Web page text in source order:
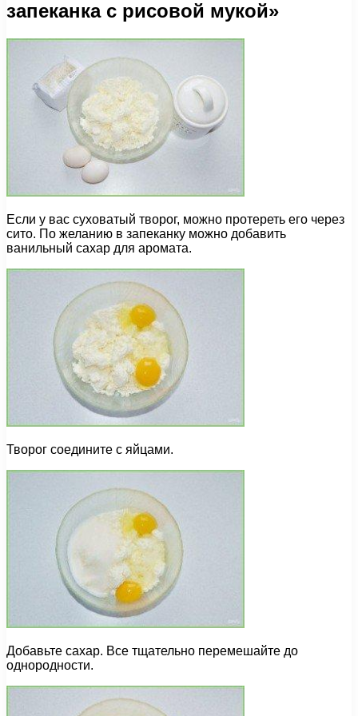
запеканка с рисовой мукой»
Если у вас суховатый творог, можно протереть его через
сито. По желанию в запеканку можно добавить
ванильный сахар для аромата.
Творог соедините с яйцами.
Добавьте сахар. Все тщательно перемешайте до
однородности.